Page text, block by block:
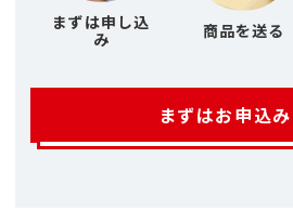
まずは申し込
み
商品を送る
まずはお申込み